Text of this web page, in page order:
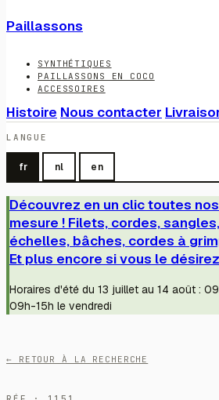
Paillassons
SYNTHÉTIQUES
PAILLASSONS EN COCO
ACCESSOIRES
Histoire Nous contacter
LANGUE
fr nl en
Découvrez en un clic toutes
mesure ! Filets, cordes,
échelles, bâches, cordes à
Et plus encore si vous le
Horaires d'été du 13 juillet au 14 août :
09h-15h le vendredi
← RETOUR À LA RECHERCHE